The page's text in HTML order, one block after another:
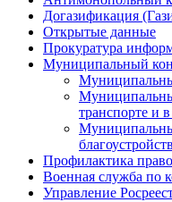
Догазификация
Открытые данные
Прокуратура
Муниципальный
транспорте и
Профилактика
Военная служба по
Управление